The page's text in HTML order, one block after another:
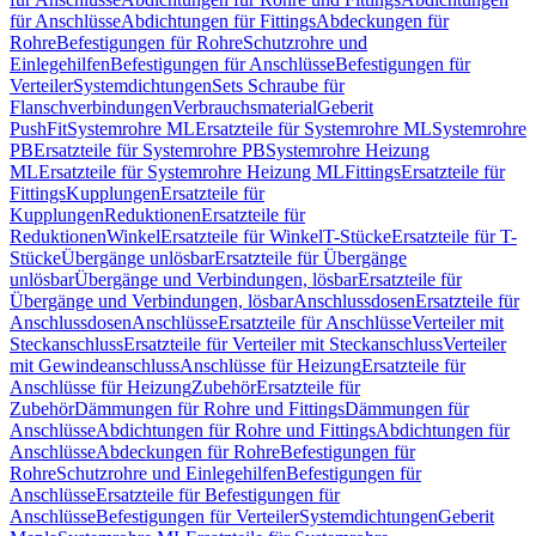
für AnschlüsseAbdichtungen für FittingsAbdeckungen für
RohreBefestigungen für RohreSchutzrohre und
EinlegehilfenBefestigungen für AnschlüsseBefestigungen für
VerteilerSystemdichtungenSets Schraube für
FlanschverbindungenVerbrauchsmaterialGeberit
PushFitSystemrohre MLErsatzteile für Systemrohre MLSystemrohre
PBErsatzteile für Systemrohre PBSystemrohre Heizung
MLErsatzteile für Systemrohre Heizung MLFittingsErsatzteile für
FittingsKupplungenErsatzteile für
KupplungenReduktionenErsatzteile für
ReduktionenWinkelErsatzteile für WinkelT-StückeErsatzteile für T-
StückeÜbergänge unlösbarErsatzteile für Übergänge
unlösbarÜbergänge und Verbindungen, lösbarErsatzteile für
Übergänge und Verbindungen, lösbarAnschlussdosenErsatzteile für
AnschlussdosenAnschlüsseErsatzteile für AnschlüsseVerteiler mit
SteckanschlussErsatzteile für Verteiler mit SteckanschlussVerteiler
mit GewindeanschlussAnschlüsse für HeizungErsatzteile für
Anschlüsse für HeizungZubehörErsatzteile für
ZubehörDämmungen für Rohre und FittingsDämmungen für
AnschlüsseAbdichtungen für Rohre und FittingsAbdichtungen für
AnschlüsseAbdeckungen für RohreBefestigungen für
RohreSchutzrohre und EinlegehilfenBefestigungen für
AnschlüsseErsatzteile für Befestigungen für
AnschlüsseBefestigungen für VerteilerSystemdichtungenGeberit